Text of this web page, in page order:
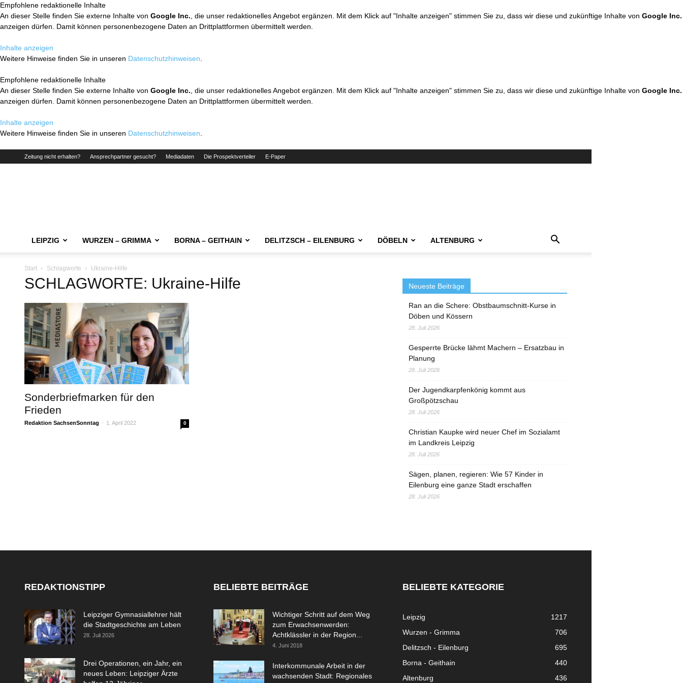
Empfohlene redaktionelle Inhalte
An dieser Stelle finden Sie externe Inhalte von Google Inc. , die unser redaktionelles Angebot ergänzen. Mit dem Klick auf "Inhalte anzeigen" stimmen Sie zu, dass wir diese und zukünftige Inhalte von Google Inc.
anzeigen dürfen. Damit können personenbezogene Daten an Drittplattformen übermittelt werden.
Inhalte anzeigen
Weitere Hinweise finden Sie in unseren Datenschutzhinweisen
Empfohlene redaktionelle Inhalte
An dieser Stelle finden Sie externe Inhalte von Google Inc. , die unser redaktionelles Angebot ergänzen. Mit dem Klick auf "Inhalte anzeigen" stimmen Sie zu, dass wir diese und zukünftige Inhalte von Google Inc.
anzeigen dürfen. Damit können personenbezogene Daten an Drittplattformen übermittelt werden.
Inhalte anzeigen
Weitere Hinweise finden Sie in unseren Datenschutzhinweisen
Zeitung nicht erhalten? Ansprechpartner gesucht? Mediadaten Die Prospektverteiler E-Paper
LEIPZIG WURZEN – GRIMMA BORNA – GEITHAIN DELITZSCH – EILENBURG DÖBELN ALTENBURG
Start Schlagworte Ukraine-Hilfe
SCHLAGWORTE: Ukraine-Hilfe
Sonderbriefmarken für den
Frieden
Redaktion SachsenSonntag - 1. April 2022 0
Neueste Beiträge
Ran an die Schere: Obstbaumschnitt-Kurse in
Döben und Kössern
28. Juli 2026
Gesperrte Brücke lähmt Machern – Ersatzbau in
Planung
28. Juli 2026
Der Jugendkarpfenkönig kommt aus
Großpötzschau
28. Juli 2026
Christian Kaupke wird neuer Chef im Sozialamt
im Landkreis Leipzig
28. Juli 2026
Sägen, planen, regieren: Wie 57 Kinder in
Eilenburg eine ganze Stadt erschaffen
28. Juli 2026
REDAKTIONSTIPP
Leipziger Gymnasiallehrer hält
die Stadtgeschichte am Leben
28. Juli 2026
Drei Operationen, ein Jahr, ein
neues Leben: Leipziger Ärzte
BELIEBTE BEITRÄGE
Wichtiger Schritt auf dem Weg
zum Erwachsenwerden:
Achtklässler in der Region...
4. Juni 2018
Interkommunale Arbeit in der
wachsenden Stadt: Regionales
BELIEBTE KATEGORIE
Leipzig
1217
Wurzen - Grimma
706
Delitzsch - Eilenburg
695
Borna - Geithain
440
Altenburg
436